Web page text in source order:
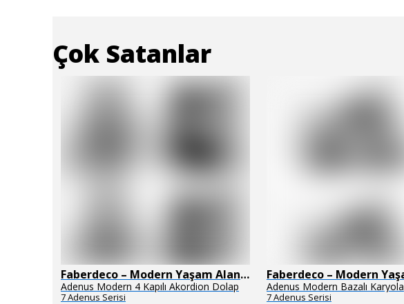
Çok Satanlar
Faberdeco – Modern Yaşam Alanları İçin Özel Tasarım Mobilyalar
Adenus Modern 4 Kapılı Akordion Dolap
7 Adenus Serisi
Adenus Modern Bazalı Karyola
7 Adenus Serisi